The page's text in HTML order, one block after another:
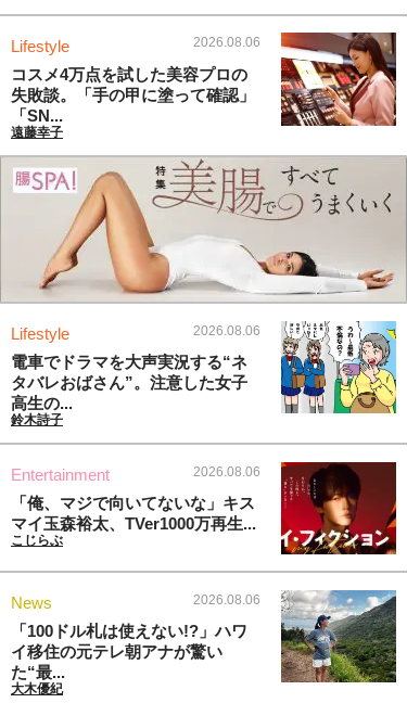
Lifestyle 2026.08.06
コスメ4万点を試した美容プロの
失敗談。「手の甲に塗って確認」
「SN...
遠藤幸子
Lifestyle 2026.08.06
電車でドラマを大声実況する“ネ
タバレおばさん”。注意した女子
高生の...
鈴木詩子
Entertainment 2026.08.06
「俺、マジで向いてないな」キス
マイ玉森裕太、TVer1000万再生...
こじらぶ
News 2026.08.06
「100ドル札は使えない!?」ハワ
イ移住の元テレ朝アナが驚い
た“最...
大木優紀